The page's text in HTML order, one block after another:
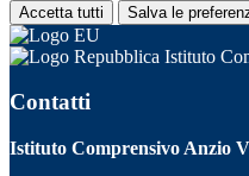
Accetta tutti Salva le
Istituto
Contatti
Istituto Comprensivo Anzio V